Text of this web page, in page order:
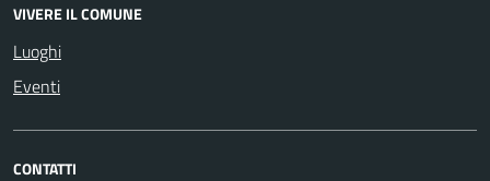
VIVERE IL COMUNE
Luoghi
Eventi
CONTATTI